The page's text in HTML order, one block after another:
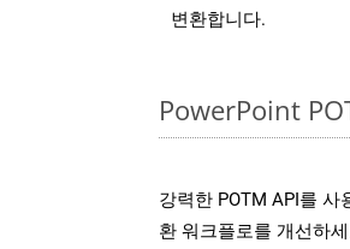
변환합니다.
PowerPoint
강력한 POTM API를
환 워크플로를 개선하